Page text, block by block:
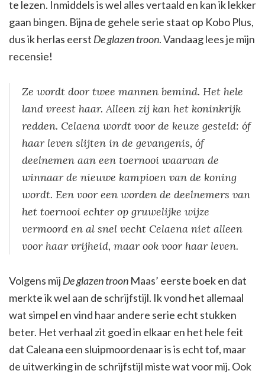
te lezen. Inmiddels is wel alles vertaald en kan ik lekker
gaan bingen. Bijna de gehele serie staat op Kobo Plus,
dus ik herlas eerst De glazen troon. Vandaag lees je mijn
recensie!
Ze wordt door twee mannen bemind. Het hele
land vreest haar. Alleen zij kan het koninkrijk
redden. Celaena wordt voor de keuze gesteld: óf
haar leven slijten in de gevangenis, óf
deelnemen aan een toernooi waarvan de
winnaar de nieuwe kampioen van de koning
wordt. Een voor een worden de deelnemers van
het toernooi echter op gruwelijke wijze
vermoord en al snel vecht Celaena niet alleen
voor haar vrijheid, maar ook voor haar leven.
Volgens mij De glazen troon Maas’ eerste boek en dat
merkte ik wel aan de schrijfstijl. Ik vond het allemaal
wat simpel en vind haar andere serie echt stukken
beter. Het verhaal zit goed in elkaar en het hele feit
dat Caleana een sluipmoordenaar is is echt tof, maar
de uitwerking in de schrijfstijl miste wat voor mij. Ook